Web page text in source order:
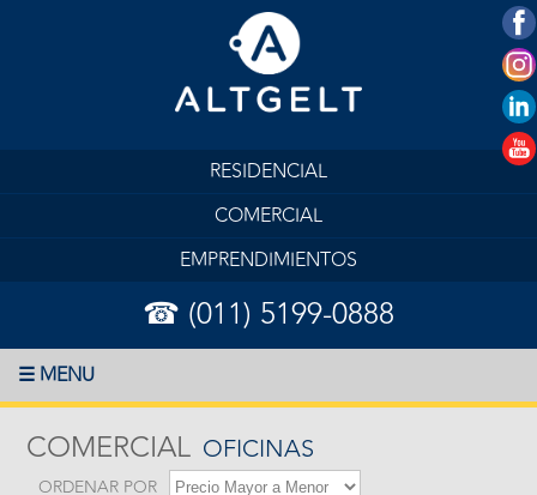
RESIDENCIAL
COMERCIAL
EMPRENDIMIENTOS
☎ (011) 5199-0888
☰ MENU
COMERCIAL OFICINAS
ORDENAR POR